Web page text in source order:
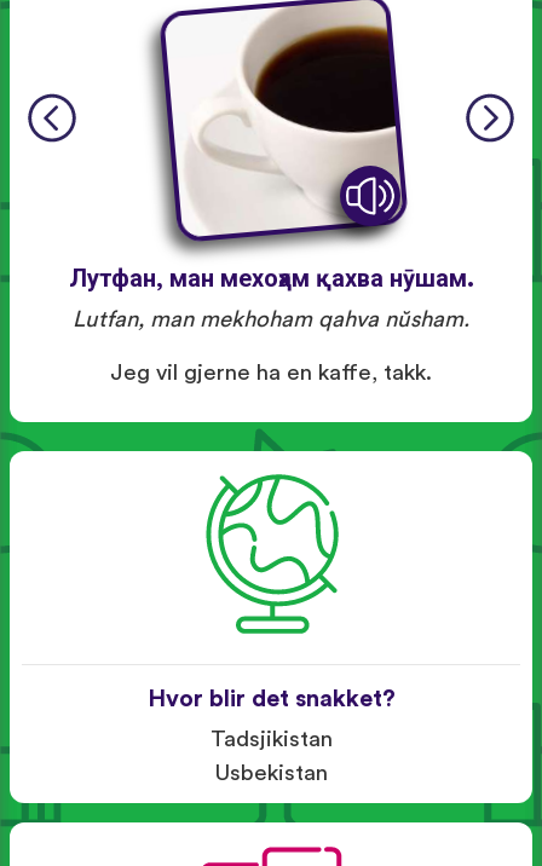
Лутфан, ман мехоҳам қахва нӯшам.
Lutfan, man mekhoham qahva nŭsham.
Jeg vil gjerne ha en kaffe, takk.
Hvor blir det snakket?
Tadsjikistan
Usbekistan